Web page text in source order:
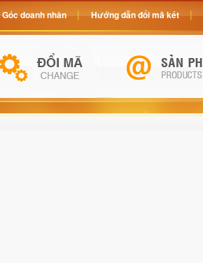
Góc doanh nhân Hướng dẫn đổi mã két